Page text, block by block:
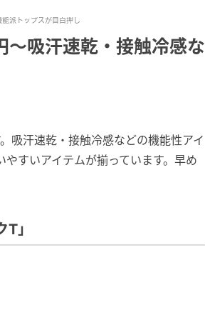
派トップスが目白押し
〜吸汗速乾・接触冷感な
吸汗速乾・接触冷感などの機能性アイ
すいアイテムが揃っています。早め
」